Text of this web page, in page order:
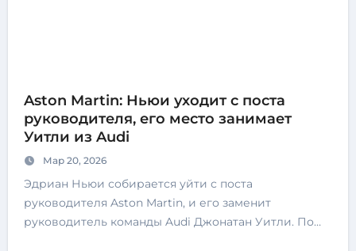
Aston Martin: Ньюи уходит с поста
руководителя, его место занимает
Уитли из Audi
Мар 20, 2026
Эдриан Ньюи собирается уйти с поста
руководителя Aston Martin, и его заменит
руководитель команды Audi Джонатан Уитли. По…